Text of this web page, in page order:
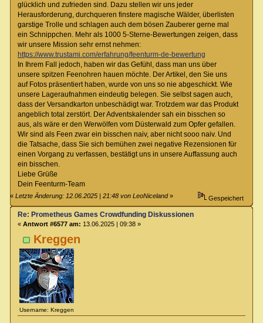
glücklich und zufrieden sind. Dazu stellen wir uns jeder
Herausforderung, durchqueren finstere magische Wälder, überlisten
garstige Trolle und schlagen auch dem bösen Zauberer gerne mal
ein Schnippchen. Mehr als 1000 5-Sterne-Bewertungen zeigen, dass
wir unsere Mission sehr ernst nehmen:
https://www.trustami.com/erfahrung/feenturm-de-bewertung
In Ihrem Fall jedoch, haben wir das Gefühl, dass man uns über
unsere spitzen Feenohren hauen möchte. Der Artikel, den Sie uns
auf Fotos präsentiert haben, wurde von uns so nie abgeschickt. Wie
unsere Lageraufnahmen eindeutig belegen. Sie selbst sagen auch,
dass der Versandkarton unbeschädigt war. Trotzdem war das Produkt
angeblich total zerstört. Der Adventskalender sah ein bisschen so
aus, als wäre er den Werwölfen vom Düsterwald zum Opfer gefallen.
Wir sind als Feen zwar ein bisschen naiv, aber nicht sooo naiv. Und
die Tatsache, dass Sie sich bemühen zwei negative Rezensionen für
einen Vorgang zu verfassen, bestätigt uns in unsere Auffassung auch
ein bisschen.
Liebe Grüße
Dein Feenturm-Team
«Letzte Änderung: 12.06.2025 | 21:48 von LeoNiceland» Gespeichert
Kreggen
Username: Kreggen
Re: Prometheus Games Crowdfunding Diskussionen
« Antwort #6577 am: 13.06.2025 | 09:38 »